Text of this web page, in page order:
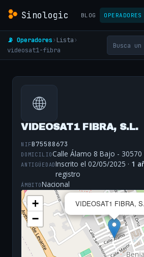
Sinologic BLOG OPERADORES
📡 Operadores› Lista›
videosat1-fibra
🌐
VIDEOSAT1 FIBRA, S.L.
NIFB75588673
DOMICILIOCalle Álamo 8 Bajo - 30570
ANTIGÜEDADInscrito el 02/05/2025 · 1
registro
ÁMBITONacional
VIDEOSAT1 FIBRA,
+
−